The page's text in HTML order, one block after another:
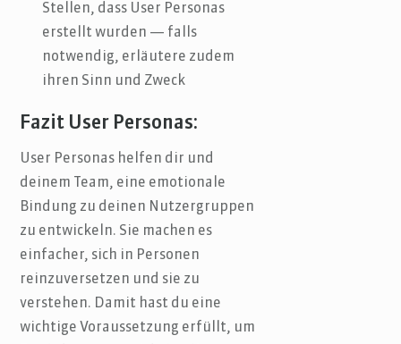
Stellen, dass User Personas
erstellt wurden — falls
notwendig, erläutere zudem
ihren Sinn und Zweck
Fazit User Personas:
User Personas helfen dir und
deinem Team, eine emotionale
Bindung zu deinen Nutzergruppen
zu entwickeln. Sie machen es
einfacher, sich in Personen
reinzuversetzen und sie zu
verstehen. Damit hast du eine
wichtige Voraussetzung erfüllt, um